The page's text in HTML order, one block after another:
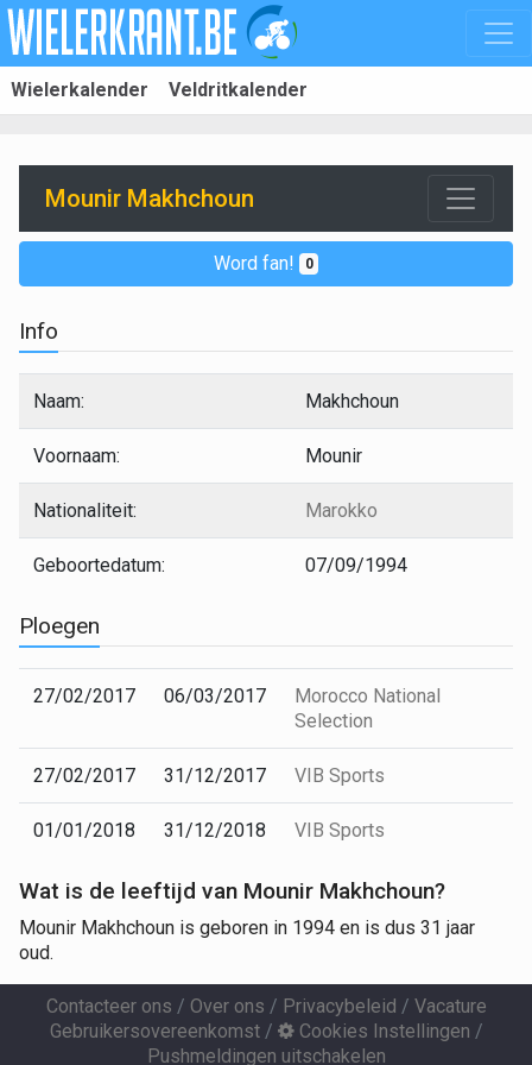
Wielerkalender Veldritkalender
Mounir Makhchoun
Word fan! 0
Info
Naam: Makhchoun
Voornaam: Mounir
Nationaliteit: Marokko
Geboortedatum: 07/09/1994
Ploegen
27/02/2017 06/03/2017
Morocco National
Selection
27/02/2017 31/12/2017 VIB Sports
01/01/2018 31/12/2018 VIB Sports
Wat is de leeftijd van Mounir Makhchoun?
Mounir Makhchoun is geboren in 1994 en is dus 31 jaar
oud.
Contacteer ons / Over ons / Privacybeleid / Vacature
Gebruikersovereenkomst/ Cookies Instellingen /
Pushmeldingen uitschakelen